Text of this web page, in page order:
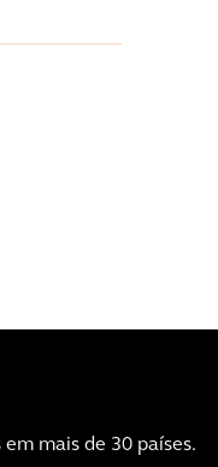
mais de 30 países.